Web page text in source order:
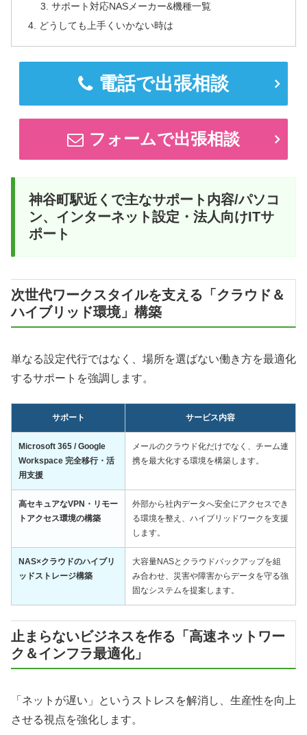
サポート対応NASメーカー&機種一覧
どうしても上手くいかない時は
電話で出張相談
フォームで出張相談
神谷町駅近くで主なサポート内容/パソコ
ン、インターネット設定・法人向けITサ
ポート
次世代ワークスタイルを支える「クラウド＆
ハイブリッド環境」構築
単なる設定代行ではなく、場所を選ばない働き方を最適化
するサポートを強調します。
サポート サービス内容
Microsoft 365 / Google
Workspace 完全移行・活
用支援
メールのクラウド化だけでなく、チーム連
携を最大化する環境を構築します。
高セキュアなVPN・リモー
トアクセス環境の構築
外部から社内データへ安全にアクセスでき
る環境を整え、ハイブリッドワークを支援
します。
NAS×クラウドのハイブリ
ッドストレージ構築
大容量NASとクラウドバックアップを組
み合わせ、災害や障害からデータを守る強
固なシステムを提案します。
止まらないビジネスを作る「高速ネットワー
ク＆インフラ最適化」
「ネットが遅い」というストレスを解消し、生産性を向上
させる視点を強化します。